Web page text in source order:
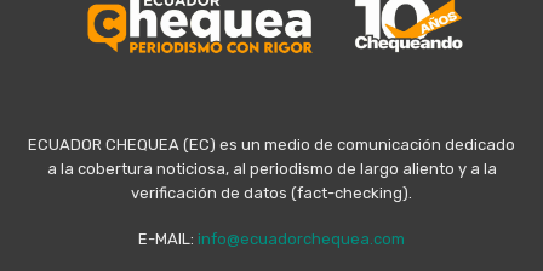
ECUADOR CHEQUEA (EC) es un medio de comunicación dedicado
a la cobertura noticiosa, al periodismo de largo aliento y a la
verificación de datos (fact-checking).
E-MAIL: info@ecuadorchequea.com